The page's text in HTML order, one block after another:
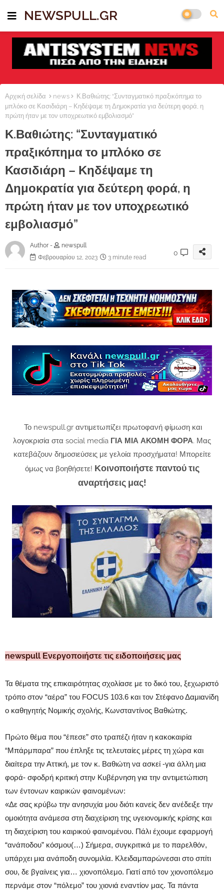
NEWSPULL.GR
Αρχική σελίδα news
Κ.Βαθιώτης: “Συνταγματικό πραξικόπημα το
μπλόκο σε Κασιδιάρη – Κηδέψαμε τη Δημοκρατία για δεύτερη φορά, η
πρώτη ήταν με τον υποχρεωτικό εμβολιασμό”
Κ.Βαθιώτης: “Συνταγματικό
πραξικόπημα το μπλόκο σε
Κασιδιάρη – Κηδέψαμε τη
Δημοκρατία για δεύτερη φορά, η
πρώτη ήταν με τον υποχρεωτικό
εμβολιασμό”
Author -
newspull
Φεβρουαρίου 12, 2023
3 minute read
0
Το newspull.gr αντιμετωπίζει πρωτοφανή φίμωση και
λογοκρισία στα social media ΓΙΑ ΜΙΑ ΑΚΟΜΗ ΦΟΡΑ. Μας
κατεβάζουν δημοσιεύσεις με γελοία προσχήματα! Μπορείτε
όμως να βοηθήσετε! Κοινοποιήστε παντού τις
αναρτήσεις μας!
newspull Ενεργοποιήστε τις ειδοποιήσεις μας
Τα θέματα της επικαιρότητας σχολίασε με το δικό του, ξεχωριστό
τρόπο στον “αέρα” του FOCUS 103.6 και τον Στέφανο Δαμιανίδη
ο καθηγητής Νομικής σχολής, Κωνσταντίνος Βαθιώτης.
Πρώτο θέμα που “έπεσε” στο τραπέζι ήταν η κακοκαιρία
“Μπάρμπαρα” που έπληξε τις τελευταίες μέρες τη χώρα και
διαίτερα την Αττική, με τον κ. Βαθιώτη να ασκεί -για άλλη μια
φορά- σφοδρή κριτική στην Κυβέρνηση για την αντιμετώπιση
των έντονων καιρικών φαινομένων:
«Δε σας κρύβω την ανησυχία μου διότι κανείς δεν ανέδειξε την
ομοιότητα ανάμεσα στη διαχείριση της υγειονομικής κρίσης και
τη διαχείριση του καιρικού φαινομένου. Πάλι έχουμε εφαρμογή
“ανάποδου” κόσμου(…) Σήμερα, συγκριτικά με το παρελθόν,
υπάρχει μια ανάποδη συνομιλία. Κλειδαμπαρώνεσαι στο σπίτι
σου, δε βγαίνεις για… χιονοπόλεμο. Γιατί από τον χιονοπόλεμο
περνάμε στον “πόλεμο” του χιονιά εναντίον μας. Τα πάντα